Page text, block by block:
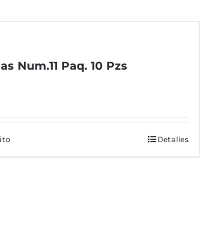
Num.11 Paq. 10 Pzs
Detalles